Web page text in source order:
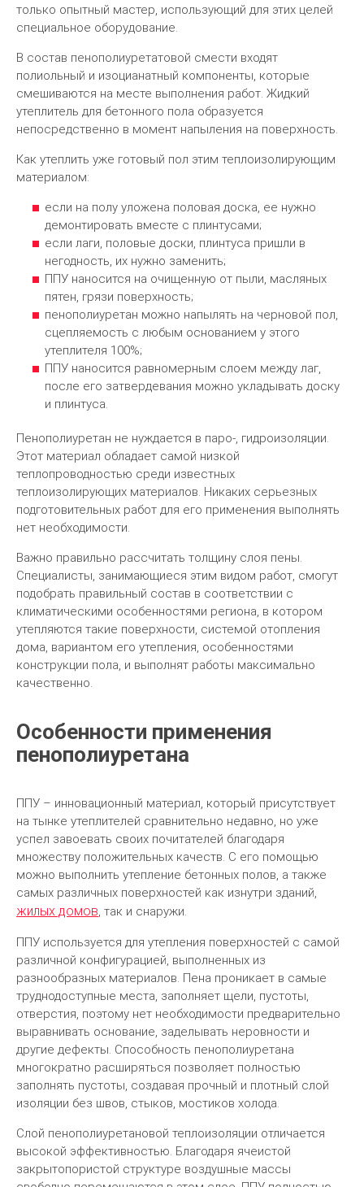
только опытный мастер, использующий для этих целей
специальное оборудование.
В состав пенополиуретатовой смести входят
полиольный и изоцианатный компоненты, которые
смешиваются на месте выполнения работ. Жидкий
утеплитель для бетонного пола образуется
непосредственно в момент напыления на поверхность.
Как утеплить уже готовый пол этим теплоизолирующим
материалом:
если на полу уложена половая доска, ее нужно
демонтировать вместе с плинтусами;
если лаги, половые доски, плинтуса пришли в
негодность, их нужно заменить;
ППУ наносится на очищенную от пыли, масляных
пятен, грязи поверхность;
пенополиуретан можно напылять на черновой пол,
сцепляемость с любым основанием у этого
утеплителя 100%;
ППУ наносится равномерным слоем между лаг,
после его затвердевания можно укладывать доску
и плинтуса.
Пенополиуретан не нуждается в паро-, гидроизоляции.
Этот материал обладает самой низкой
теплопроводностью среди известных
теплоизолирующих материалов. Никаких серьезных
подготовительных работ для его применения выполнять
нет необходимости.
Важно правильно рассчитать толщину слоя пены.
Специалисты, занимающиеся этим видом работ, смогут
подобрать правильный состав в соответствии с
климатическими особенностями региона, в котором
утепляются такие поверхности, системой отопления
дома, вариантом его утепления, особенностями
конструкции пола, и выполнят работы максимально
качественно.
Особенности применения
пенополиуретана
ППУ – инновационный материал, который присутствует
на тынке утеплителей сравнительно недавно, но уже
успел завоевать своих почитателей благодаря
множеству положительных качеств. С его помощью
можно выполнить утепление бетонных полов, а также
самых различных поверхностей как изнутри зданий,
жилых домов , так и снаружи.
ППУ используется для утепления поверхностей с самой
различной конфигурацией, выполненных из
разнообразных материалов. Пена проникает в самые
труднодоступные места, заполняет щели, пустоты,
отверстия, поэтому нет необходимости предварительно
выравнивать основание, заделывать неровности и
другие дефекты. Способность пенополиуретана
многократно расширяться позволяет полностью
заполнять пустоты, создавая прочный и плотный слой
изоляции без швов, стыков, мостиков холода.
Слой пенополиуретановой теплоизоляции отличается
высокой эффективностью. Благодаря ячеистой
закрытопористой структуре воздушные массы